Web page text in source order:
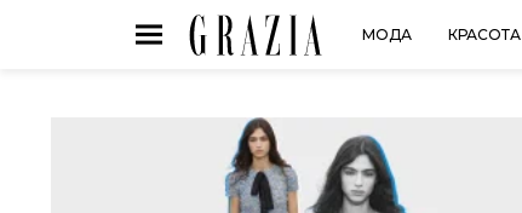
МОДА КРАСОТА